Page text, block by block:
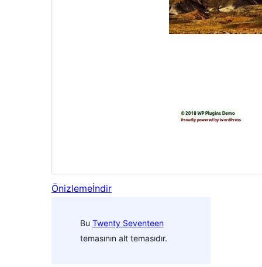
Önizlemeİndir
Bu Twenty Seventeen
temasının alt temasıdır.